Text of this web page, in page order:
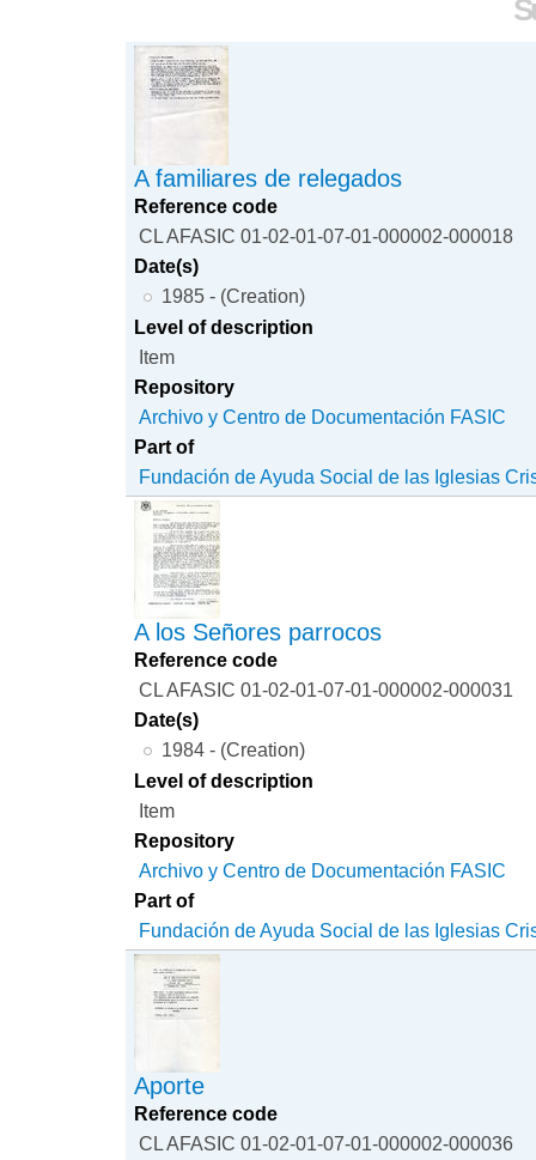
A familiares de relegados
Reference code
CL AFASIC 01-02-01-07-01-000002-000018
Date(s)
1985 - (Creation)
Level of description
Item
Repository
Archivo y Centro de Documentación FASIC
Part of
Fundación de Ayuda Social de las Iglesias
A los Señores parrocos
Reference code
CL AFASIC 01-02-01-07-01-000002-000031
Date(s)
1984 - (Creation)
Level of description
Item
Repository
Archivo y Centro de Documentación FASIC
Part of
Fundación de Ayuda Social de las Iglesias
Aporte
Reference code
CL AFASIC 01-02-01-07-01-000002-000036